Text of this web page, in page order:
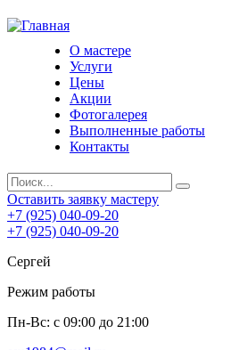
О мастере
Услуги
Цены
Акции
Фотогалерея
Выполненные работы
Контакты
Оставить заявку мастеру
+7 (925) 040-09-20
+7 (925) 040-09-20
Сергей
Режим работы
Пн-Вс: с 09:00 до 21:00